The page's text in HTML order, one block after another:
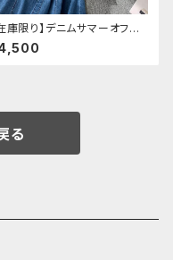
庫限り】デニムサマーオフシ
ダーワンピース（ミニ丈
る